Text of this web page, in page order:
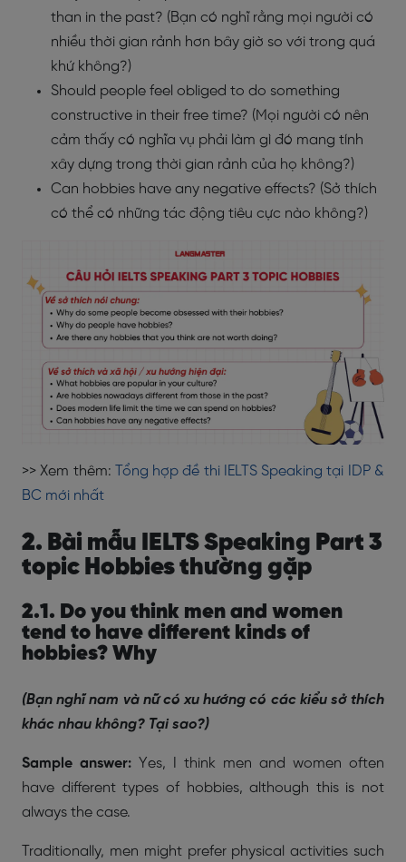
than in the past? (Bạn có nghĩ rằng mọi người có
nhiều thời gian rảnh hơn bây giờ so với trong quá
khứ không?)
Should people feel obliged to do something
constructive in their free time? (Mọi người có nên
cảm thấy có nghĩa vụ phải làm gì đó mang tính
xây dựng trong thời gian rảnh của họ không?)
Can hobbies have any negative effects? (Sở thích
có thể có những tác động tiêu cực nào không?)
>> Xem thêm:
Tổng hợp đề thi IELTS Speaking tại IDP &
BC mới nhất
2. Bài mẫu IELTS Speaking Part 3
topic Hobbies thường gặp
2.1. Do you think men and women
tend to have different kinds of
hobbies? Why
(Bạn nghĩ nam và nữ có xu hướng có các kiểu sở thích
khác nhau không? Tại sao?)
Sample answer: Yes, I think men and women often
have different types of hobbies, although this is not
always the case.
Traditionally, men might prefer physical activities such